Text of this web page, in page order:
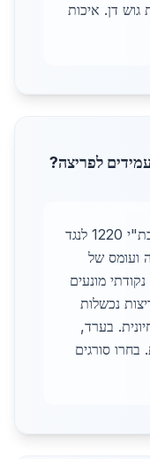
של 10-15% לעומת גוש דן. איכות
לפריצה?
כן, סורגים תקניים בערד עומדים בת"י 1220 לנגד
ועומס של
נקודתי מונעים
95% מהפריצות נכשלות
בערד,
סורגים